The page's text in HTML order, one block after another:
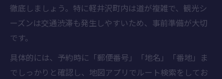
徹底しましょう。特に軽井沢町内は道が複雑で、観光シ
ーズンは交通渋滞も発生しやすいため、事前準備が大切
です。
具体的には、予約時に「郵便番号」「地名」「番地」ま
でしっかりと確認し、地図アプリでルート検索をしてお